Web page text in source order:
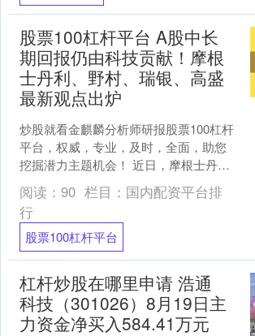
股票100杠杆平台 A股中长
期回报仍由科技贡献！摩根
士丹利、野村、瑞银、高盛
最新观点出炉
炒股就看金麒麟分析师研报股票100杠杆
平台，权威，专业，及时，全面，助您
挖掘潜力主题机会！ 近日，摩根士丹
利、野村东方国际证券、高盛、瑞银等
外资机构密集发声，围....
阅读： 90 栏目： 国内配资平台排
行
股票100杠杆平台
杠杆炒股在哪里申请 浩通
科技（301026）8月19日主
力资金净买入584.41万元